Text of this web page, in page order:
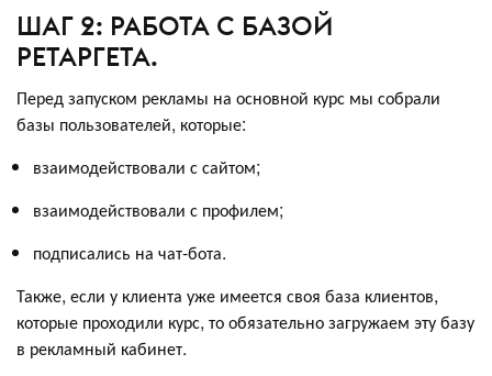
ШАГ 2: РАБОТА С БАЗОЙ
РЕТАРГЕТА.
Перед запуском рекламы на основной курс мы собрали
базы пользователей, которые:
взаимодействовали с сайтом;
взаимодействовали с профилем;
подписались на чат-бота.
Также, если у клиента уже имеется своя база клиентов,
которые проходили курс, то обязательно загружаем эту базу
в рекламный кабинет.